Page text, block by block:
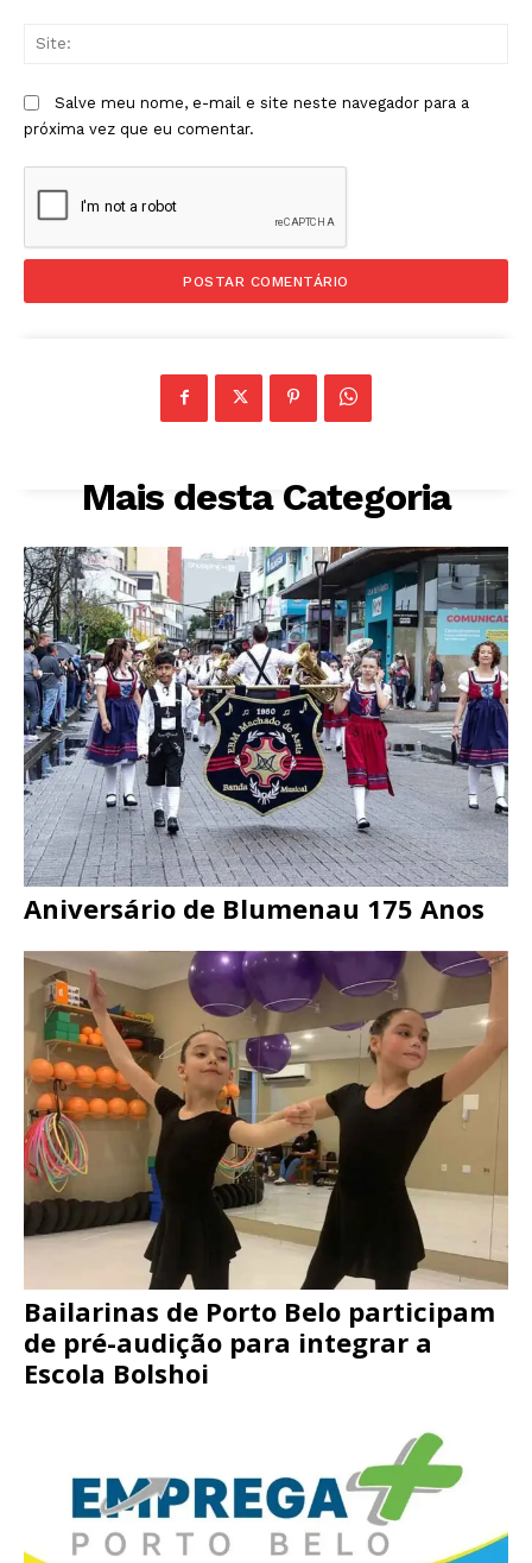
Salve meu nome, e-mail e site neste navegador para a
próxima vez que eu comentar.
Mais desta Categoria
Aniversário de Blumenau 175 Anos
Bailarinas de Porto Belo participam
de pré-audição para integrar a
Escola Bolshoi